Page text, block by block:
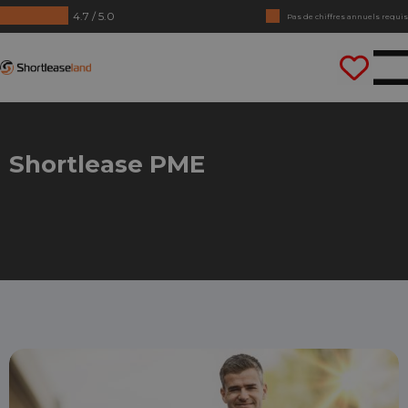
4.7 / 5.0
Pas de chiffres annuels requis
Conduisez tout de suite
Shortlease PME